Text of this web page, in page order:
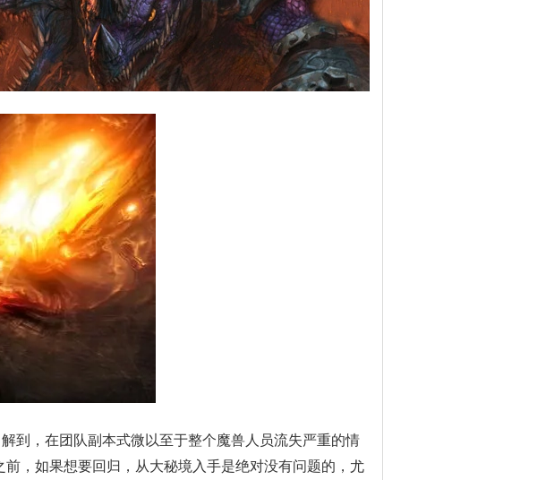
到，在团队副本式微以至于整个魔兽人员流失严重的情
，如果想要回归，从大秘境入手是绝对没有问题的，尤